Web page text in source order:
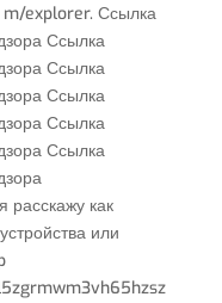
m/explorer. Ссылка
Ссылка
Ссылка
Ссылка
Ссылка
Ссылка
расскажу как
или